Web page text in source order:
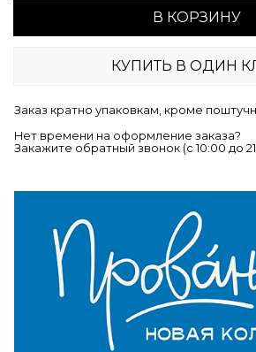
В КОРЗИНУ
КУПИТЬ В ОДИН
Заказ кратно упаковкам, кроме
Нет времени на оформление заказа?
Закажите обратный звонок (c 10:00 до